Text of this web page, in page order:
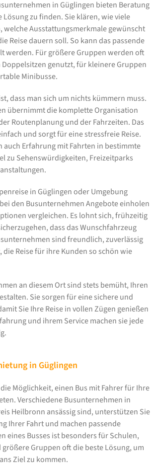
in Güglingen bieten Beratung
Lösung zu finden. Sie klären, wie viele
welche Ausstattungsmerkmale gewünscht
Reise dauern soll. So kann das passende
werden. Für größere Gruppen werden oft
genutzt, für kleinere Gruppen
Minibusse.
dass man sich um nichts kümmern muss.
übernimmt die komplette Organisation
Routenplanung und der Fahrzeiten. Das
und sorgt für eine stressfreie Reise.
auch Erfahrung mit Fahrten in bestimmte
zu Sehenswürdigkeiten, Freizeitparks
in Güglingen oder Umgebung
den Busunternehmen Angebote einholen
vergleichen. Es lohnt sich, frühzeitig
dass das Wunschfahrzeug
sind freundlich, zuverlässig
Reise für ihre Kunden so schön wie
an diesem Ort sind stets bemüht, Ihren
Sie sorgen für eine sichere und
Sie Ihre Reise in vollen Zügen genießen
und ihrem Service machen sie jede
in Güglingen
Möglichkeit, einen Bus mit Fahrer für Ihre
Verschiedene Busunternehmen in
Heilbronn ansässig sind, unterstützen Sie
Ihrer Fahrt und machen passende
eines Busses ist besonders für Schulen,
Gruppen oft die beste Lösung, um
Ziel zu kommen.